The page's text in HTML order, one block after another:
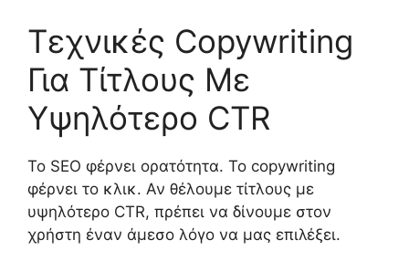
Τεχνικές Copywriting
Για Τίτλους Με
Υψηλότερο CTR
Το SEO φέρνει ορατότητα. Το copywriting
φέρνει το κλικ. Αν θέλουμε τίτλους με
υψηλότερο CTR, πρέπει να δίνουμε στον
χρήστη έναν άμεσο λόγο να μας επιλέξει.